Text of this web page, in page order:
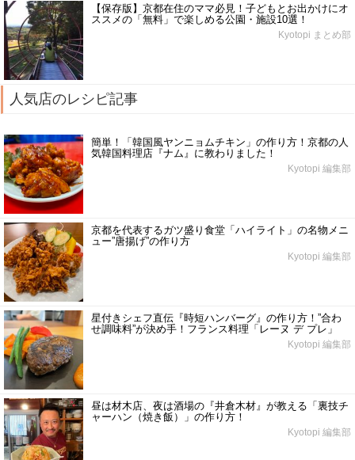
【保存版】京都在住のママ必見！子どもとお出かけにオ
ススメの「無料」で楽しめる公園・施設10選！
Kyotopi まとめ部
人気店のレシピ記事
簡単！「韓国風ヤンニョムチキン」の作り方！京都の人
気韓国料理店『ナム』に教わりました！
Kyotopi 編集部
京都を代表するガツ盛り食堂「ハイライト」の名物メニ
ュー”唐揚げ”の作り方
Kyotopi 編集部
星付きシェフ直伝『時短ハンバーグ』の作り方！”合わ
せ調味料”が決め手！フランス料理「レーヌ デ プレ」
Kyotopi 編集部
昼は材木店、夜は酒場の『井倉木材』が教える「裏技チ
ャーハン（焼き飯）」の作り方！
Kyotopi 編集部